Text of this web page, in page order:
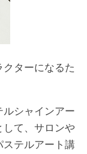
ターになるた
シャインアー
して、サロンや
ステルアート講